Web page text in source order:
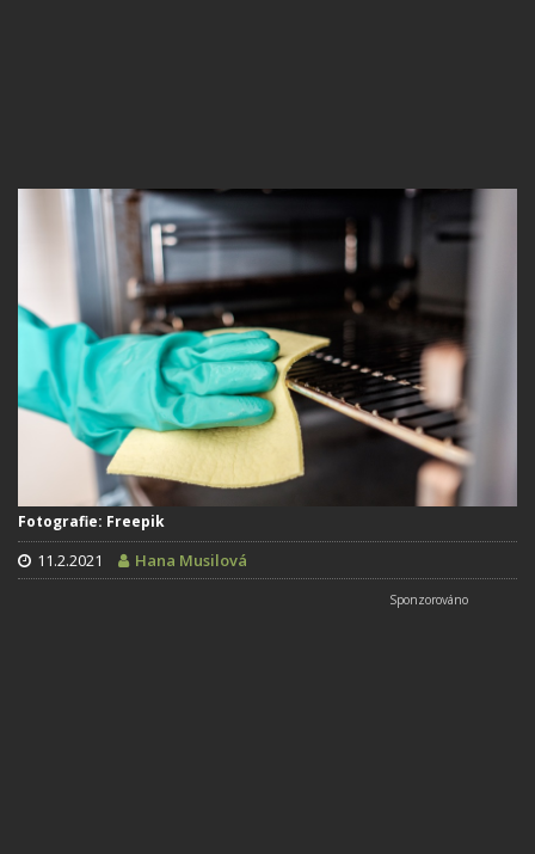
Fotografie: Freepik
11.2.2021 Hana Musilová